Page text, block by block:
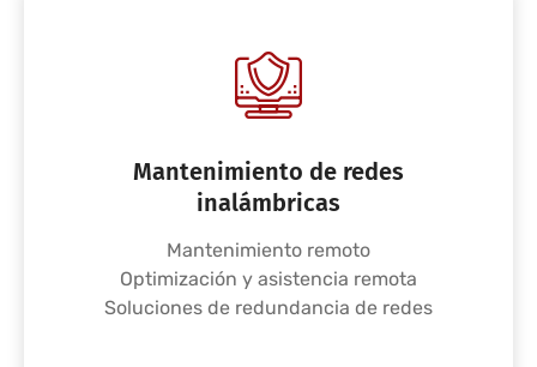
Mantenimiento de redes
inalámbricas
Mantenimiento remoto
Optimización y asistencia remota
Soluciones de redundancia de redes